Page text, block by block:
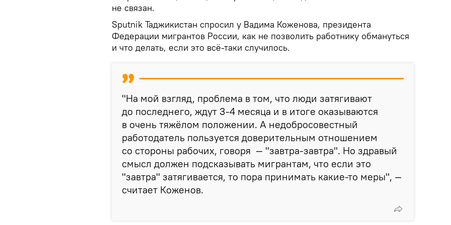
не связан.
Sputnik Таджикистан спросил у Вадима Коженова, президента
Федерации мигрантов России, как не позволить работнику обмануться
и что делать, если это всё-таки случилось.
"На мой взгляд, проблема в том, что люди затягивают
до последнего, ждут 3-4 месяца и в итоге оказываются
в очень тяжёлом положении. А недобросовестный
работодатель пользуется доверительным отношением
со стороны рабочих, говоря — "завтра-завтра". Но здравый
смысл должен подсказывать мигрантам, что если это
"завтра" затягивается, то пора принимать какие-то меры", —
считает Коженов.